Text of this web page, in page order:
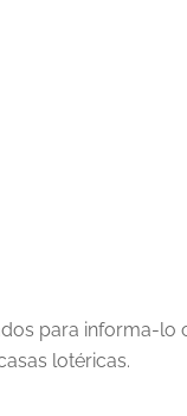
para informa-lo
lotéricas.